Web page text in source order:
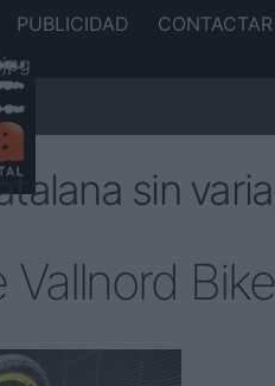
PUBLICIDAD CONTACTAR
sin